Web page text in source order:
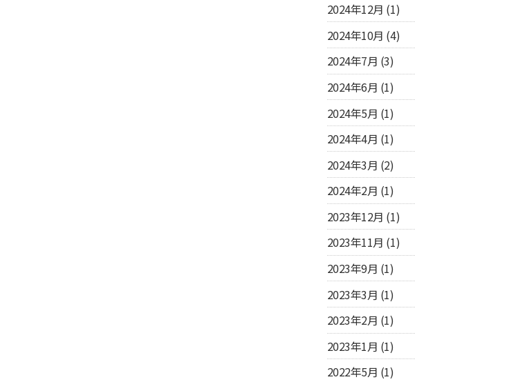
2024年12月 (1)
2024年10月 (4)
2024年7月 (3)
2024年6月 (1)
2024年5月 (1)
2024年4月 (1)
2024年3月 (2)
2024年2月 (1)
2023年12月 (1)
2023年11月 (1)
2023年9月 (1)
2023年3月 (1)
2023年2月 (1)
2023年1月 (1)
2022年5月 (1)